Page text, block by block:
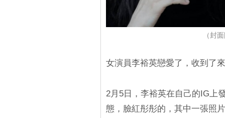
（封
女演員李裕英戀愛了，收到了
2月5日，李裕英在自己的IG上
態，臉紅彤彤的，其中一張照